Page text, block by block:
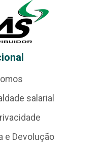
salarial
e Devolução